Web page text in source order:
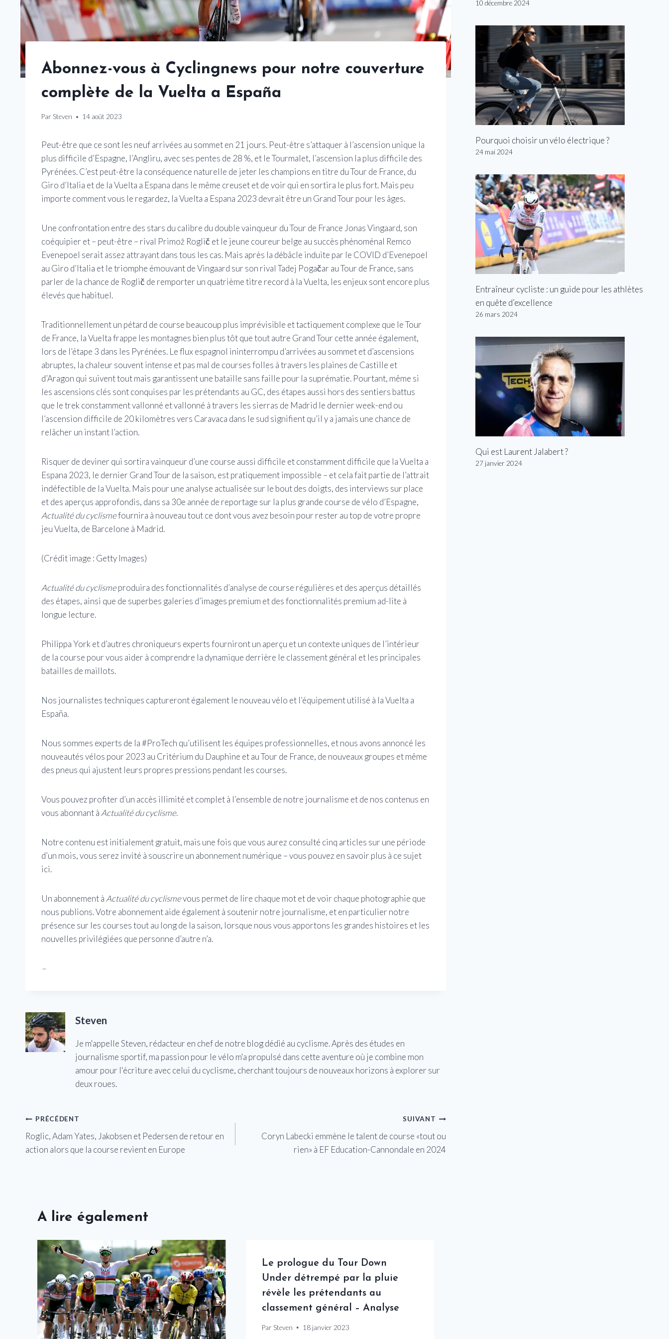
Abonnez-vous à Cyclingnews pour notre couverture
complète de la Vuelta a España
Par Steven 14 août 2023
Peut-être que ce sont les neuf arrivées au sommet en 21 jours. Peut-être s’attaquer à l’ascension unique la
plus difficile d’Espagne, l’Angliru, avec ses pentes de 28 %, et le Tourmalet, l’ascension la plus difficile des
Pyrénées. C’est peut-être la conséquence naturelle de jeter les champions en titre du Tour de France, du
Giro d’Italia et de la Vuelta a Espana dans le même creuset et de voir qui en sortira le plus fort. Mais peu
importe comment vous le regardez, la Vuelta a Espana 2023 devrait être un Grand Tour pour les âges.
Une confrontation entre des stars du calibre du double vainqueur du Tour de France Jonas Vingaard, son
coéquipier et – peut-être – rival Primož Roglič et le jeune coureur belge au succès phénoménal Remco
Evenepoel serait assez attrayant dans tous les cas. Mais après la débâcle induite par le COVID d’Evenepoel
au Giro d’Italia et le triomphe émouvant de Vingaard sur son rival Tadej Pogačar au Tour de France, sans
parler de la chance de Roglič de remporter un quatrième titre record à la Vuelta, les enjeux sont encore plus
élevés que habituel.
Traditionnellement un pétard de course beaucoup plus imprévisible et tactiquement complexe que le Tour
de France, la Vuelta frappe les montagnes bien plus tôt que tout autre Grand Tour cette année également,
lors de l’étape 3 dans les Pyrénées. Le flux espagnol ininterrompu d’arrivées au sommet et d’ascensions
abruptes, la chaleur souvent intense et pas mal de courses folles à travers les plaines de Castille et
d’Aragon qui suivent tout mais garantissent une bataille sans faille pour la suprématie. Pourtant, même si
les ascensions clés sont conquises par les prétendants au GC, des étapes aussi hors des sentiers battus
que le trek constamment vallonné et vallonné à travers les sierras de Madrid le dernier week-end ou
l’ascension difficile de 20 kilomètres vers Caravaca dans le sud signifient qu’il y a jamais une chance de
relâcher un instant l’action.
Risquer de deviner qui sortira vainqueur d’une course aussi difficile et constamment difficile que la Vuelta a
Espana 2023, le dernier Grand Tour de la saison, est pratiquement impossible – et cela fait partie de l’attrait
indéfectible de la Vuelta. Mais pour une analyse actualisée sur le bout des doigts, des interviews sur place
et des aperçus approfondis, dans sa 30e année de reportage sur la plus grande course de vélo d’Espagne,
Actualité du cyclismefournira à nouveau tout ce dont vous avez besoin pour rester au top de votre propre
jeu Vuelta, de Barcelone à Madrid.
(Crédit image : Getty Images)
Actualité du cyclismeproduira des fonctionnalités d’analyse de course régulières et des aperçus détaillés
des étapes, ainsi que de superbes galeries d’images premium et des fonctionnalités premium ad-lite à
longue lecture.
Philippa York et d’autres chroniqueurs experts fourniront un aperçu et un contexte uniques de l’intérieur
de la course pour vous aider à comprendre la dynamique derrière le classement général et les principales
batailles de maillots.
Nos journalistes techniques captureront également le nouveau vélo et l’équipement utilisé à la Vuelta a
España.
Nous sommes experts de la #ProTech qu’utilisent les équipes professionnelles, et nous avons annoncé les
nouveautés vélos pour 2023 au Critérium du Dauphine et au Tour de France, de nouveaux groupes et même
des pneus qui ajustent leurs propres pressions pendant les courses.
Vous pouvez profiter d’un accès illimité et complet à l’ensemble de notre journalisme et de nos contenus en
vous abonnant àActualité du cyclisme.
Notre contenu est initialement gratuit, mais une fois que vous aurez consulté cinq articles sur une période
d’un mois, vous serez invité à souscrire un abonnement numérique – vous pouvez en savoir plus à ce sujet
ici.
Un abonnement àActualité du cyclismevous permet de lire chaque mot et de voir chaque photographie que
nous publions. Votre abonnement aide également à soutenir notre journalisme, et en particulier notre
présence sur les courses tout au long de la saison, lorsque nous vous apportons les grandes histoires et les
nouvelles privilégiées que personne d’autre n’a.
–
Steven
Je m'appelle Steven, rédacteur en chef de notre blog dédié au cyclisme. Après des études en
journalisme sportif, ma passion pour le vélo m'a propulsé dans cette aventure où je combine mon
amour pour l'écriture avec celui du cyclisme, cherchant toujours de nouveaux horizons à explorer sur
deux roues.
Navigation
de
PRÉCÉDENT
Roglic, Adam Yates, Jakobsen et Pedersen de retour en
action alors que la course revient en Europe
SUIVANT
Coryn Labecki emmène le talent de course «tout ou
rien» à EF Education-Cannondale en 2024
A lire également
Le prologue du Tour Down
Under détrempé par la pluie
révèle les prétendants au
classement général – Analyse
Par Steven 18 janvier 2023
10 décembre 2024
Pourquoi choisir un vélo électrique ?
24 mai 2024
Entraîneur cycliste : un guide pour les athlètes
en quête d’excellence
26 mars 2024
Qui est Laurent Jalabert ?
27 janvier 2024